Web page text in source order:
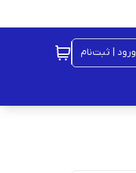
ورود | ثبت‌نام